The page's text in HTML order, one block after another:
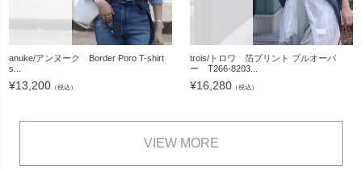
anuke/アンヌーク Border Poro T-shirt
s...
¥13,200 （税込）
trois/トロワ 箔プリント プルオーバ
ー T266-8203...
¥16,280 （税込）
VIEW MORE